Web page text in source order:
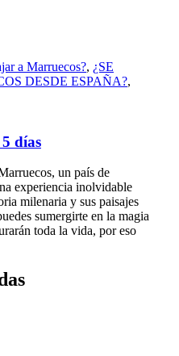
a Marruecos?, ¿SE
DESDE ESPAÑA?,
días
un país de
experiencia inolvidable
milenaria y sus paisajes
sumergirte en la magia
toda la vida, por eso